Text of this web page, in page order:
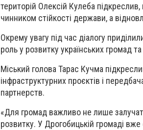
територій Олексій Кулеба
чинником стійкості держави, а
Окрему увагу під час діалогу
роль у розвитку українських громад та
Міський голова Тарас Кучма
інфраструктурних проєктів і
партнерств.
«Для громад важливо не лише
розвитку. У Дрогобицькій громаді